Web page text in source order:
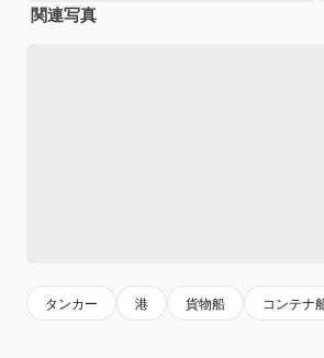
関連写真
タンカー 港 貨物船 コンテナ